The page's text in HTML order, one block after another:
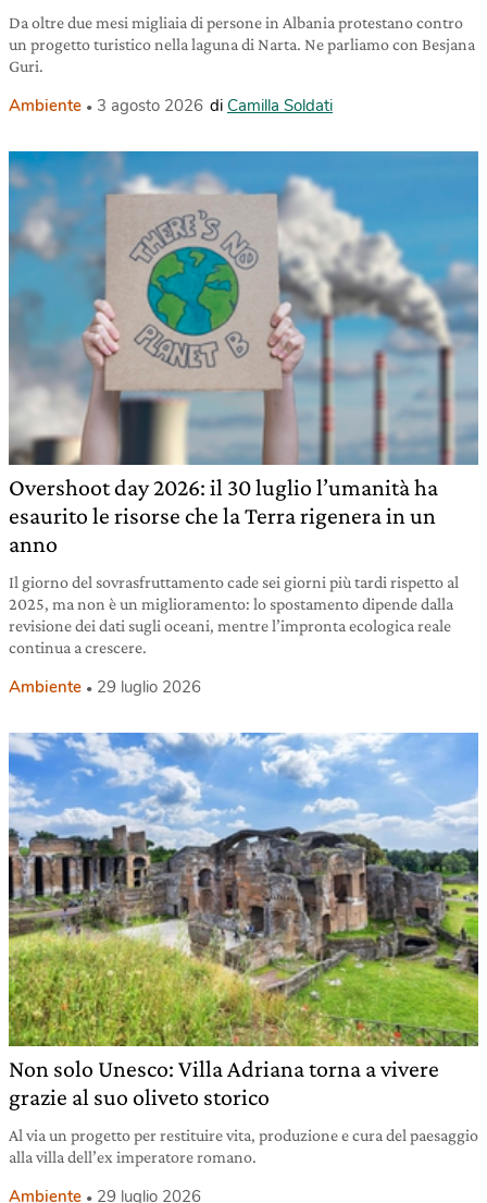
Da oltre due mesi migliaia di persone in Albania protestano contro
un progetto turistico nella laguna di Narta. Ne parliamo con Besjana
Guri.
Ambiente 3 agosto 2026 di Camilla Soldati
Overshoot day 2026: il 30 luglio l’umanità ha
esaurito le risorse che la Terra rigenera in un
anno
Il giorno del sovrasfruttamento cade sei giorni più tardi rispetto al
2025, ma non è un miglioramento: lo spostamento dipende dalla
revisione dei dati sugli oceani, mentre l’impronta ecologica reale
continua a crescere.
Ambiente 29 luglio 2026
Non solo Unesco: Villa Adriana torna a vivere
grazie al suo oliveto storico
Al via un progetto per restituire vita, produzione e cura del paesaggio
alla villa dell’ex imperatore romano.
Ambiente 29 luglio 2026